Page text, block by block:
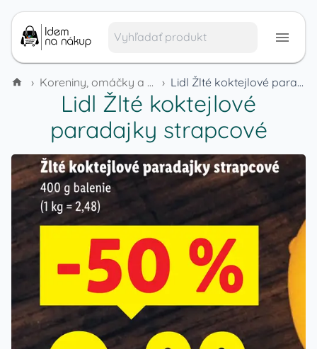
› Koreniny, omáčky a dochucovadlá › Lidl Žlté koktejlové paradajky strapcové
Lidl Žlté koktejlové
paradajky strapcové